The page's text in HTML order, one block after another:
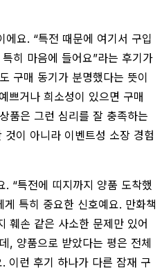
요. “특전 때문에 여기서 구입
히 마음에 들어요”라는 후기가
구매 동기가 분명했다는 뜻이
쁘거나 희소성이 있으면 구매
품은 그런 심리를 잘 충족하는
이 아니라 이벤트성 소장 경험
“특전에 띠지까지 양품 도착했
특히 중요한 신호예요. 만화책
훼손 같은 사소한 문제만 있어
, 양품으로 받았다는 평은 전체
이런 후기 하나가 다른 잠재 구